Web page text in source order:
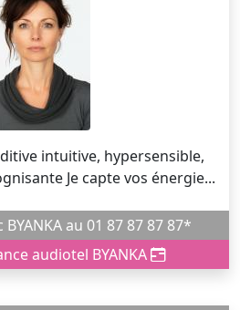
Je capte vos énergie...
Prendre RDV avec BYANKA au 01 87 87 87 87*
audiotel BYANKA